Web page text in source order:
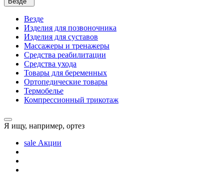
Везде
Изделия для позвоночника
Изделия для суставов
Массажеры и тренажеры
Средства реабилитации
Средства ухода
Товары для беременных
Ортопедические товары
Термобелье
Компрессионный трикотаж
Я ищу, например, ортез
sale Акции